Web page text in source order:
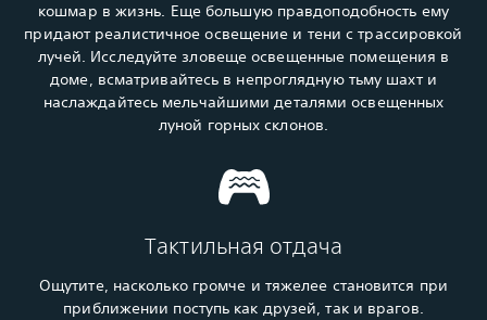
кошмар в жизнь. Еще большую правдоподобность ему
придают реалистичное освещение и тени с трассировкой
лучей. Исследуйте зловеще освещенные помещения в
доме, всматривайтесь в непроглядную тьму шахт и
наслаждайтесь мельчайшими деталями освещенных
луной горных склонов.
Тактильная отдача
Ощутите, насколько громче и тяжелее становится при
приближении поступь как друзей, так и врагов.